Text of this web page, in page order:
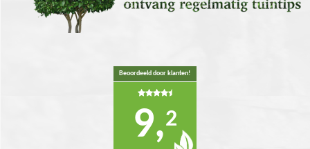
Beoordeeld door klanten!
9,2